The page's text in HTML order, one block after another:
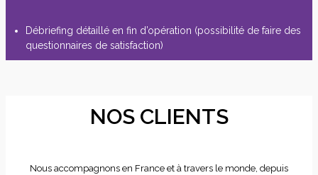
Débriefing détaillé en fin d’opération (possibilité de faire des
questionnaires de satisfaction)
NOS CLIENTS
Nous accompagnons en France et à travers le monde, depuis